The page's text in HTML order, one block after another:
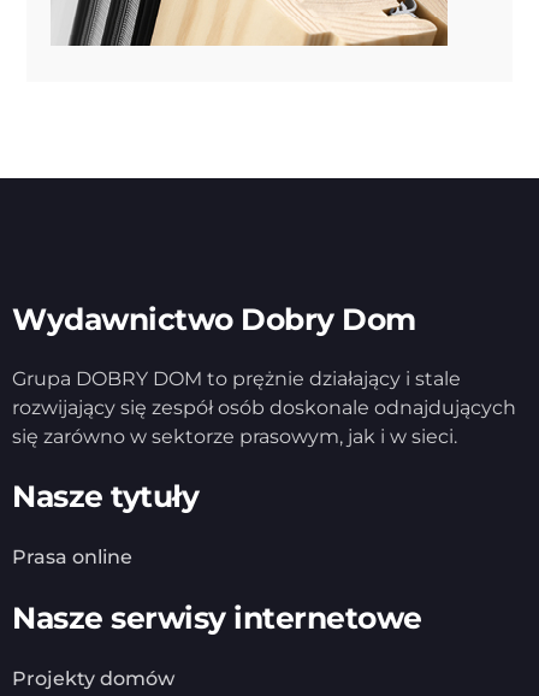
Wydawnictwo Dobry Dom
Grupa DOBRY DOM to prężnie działający i stale
rozwijający się zespół osób doskonale odnajdujących
się zarówno w sektorze prasowym, jak i w sieci.
Nasze tytuły
Prasa online
Nasze serwisy internetowe
Projekty domów